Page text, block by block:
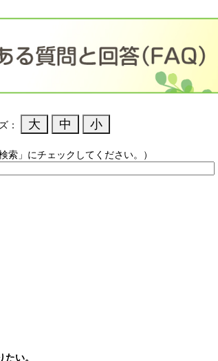
：
」にチェックしてください。）
い。